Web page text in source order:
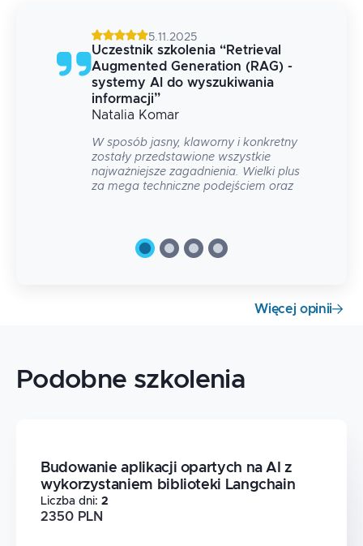
5.11.2025
Uczestnik szkolenia “Retrieval
Augmented Generation (RAG) -
systemy AI do wyszukiwania
informacji”
Natalia Komar
W sposób jasny, klaworny i konkretny
zostały przedstawione wszystkie
najważniejsze zagadnienia. Wielki plus
za mega techniczne podejściem oraz
Więcej opinii
Podobne szkolenia
Budowanie aplikacji opartych na AI z
wykorzystaniem biblioteki Langchain
Liczba dni: 2
2350 PLN